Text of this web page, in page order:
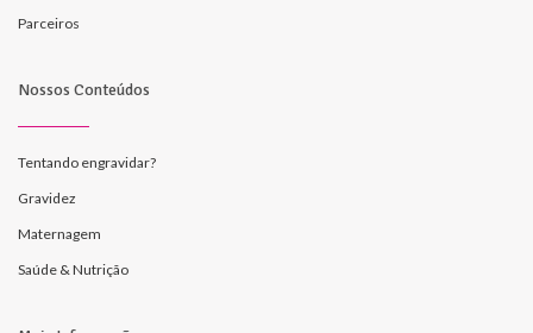
Parceiros
Nossos Conteúdos
Tentando engravidar?
Gravidez
Maternagem
Saúde & Nutrição